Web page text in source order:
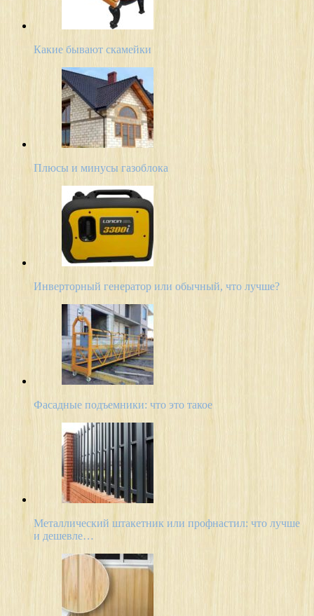
Какие бывают скамейки
Плюсы и минусы газоблока
Инверторный генератор или обычный, что лучше?
Фасадные подъемники: что это такое
Металлический штакетник или профнастил: что лучше
и дешевле…